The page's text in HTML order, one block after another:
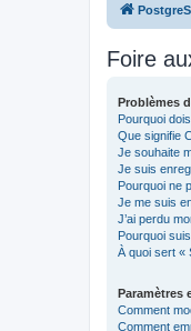
Foire
Problèmes
Pourquoi
Que signifie
Je souhaite
Je suis
Pourquoi ne
Je me suis
J’ai perdu
Pourquoi
À quoi sert «
Paramètres
Comment
Comment